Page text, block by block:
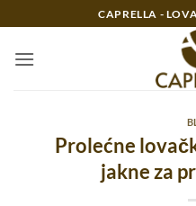
na
sadržaj
CAPRELLA -
Prolećne
jakne za